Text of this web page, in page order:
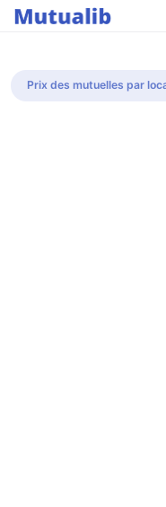
Prix des mutuelles par